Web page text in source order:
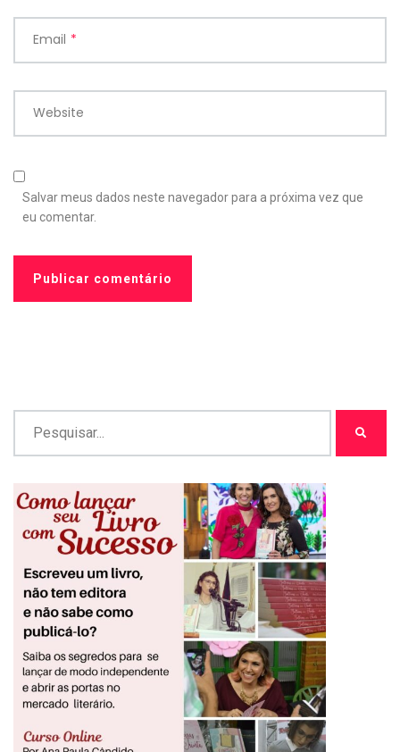
Email *
Website
Salvar meus dados neste navegador para a próxima vez que
eu comentar.